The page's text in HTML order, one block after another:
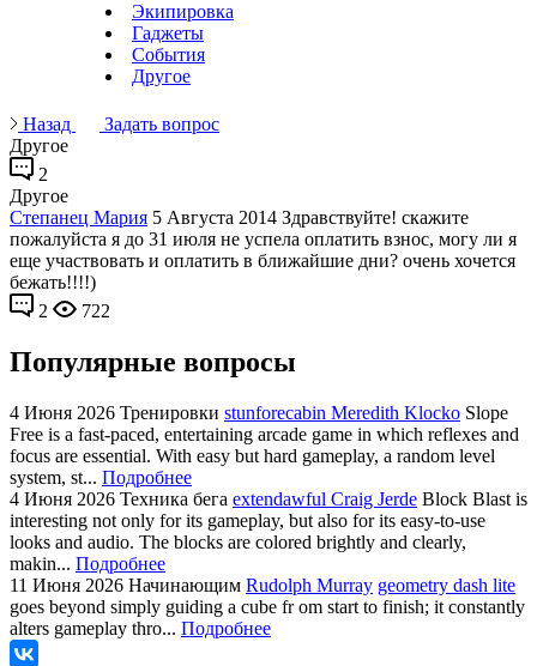
Экипировка
Гаджеты
События
Другое
Назад
Задать вопрос
Другое
2
Другое
Степанец Мария 5 Августа 2014 Здравствуйте! скажите
пожалуйста я до 31 июля не успела оплатить взнос, могу ли я
еще участвовать и оплатить в ближайшие дни? очень хочется
бежать!!!!)
2
722
Популярные вопросы
4 Июня 2026 Тренировки stunforecabin Meredith Klocko Slope
Free is a fast-paced, entertaining arcade game in which reflexes and
focus are essential. With easy but hard gameplay, a random level
system, st... Подробнее
4 Июня 2026 Техника бега extendawful Craig Jerde Block Blast is
interesting not only for its gameplay, but also for its easy-to-use
looks and audio. The blocks are colored brightly and clearly,
makin... Подробнее
11 Июня 2026 Начинающим Rudolph Murray geometry dash lite
goes beyond simply guiding a cube fr om start to finish; it constantly
alters gameplay thro... Подробнее